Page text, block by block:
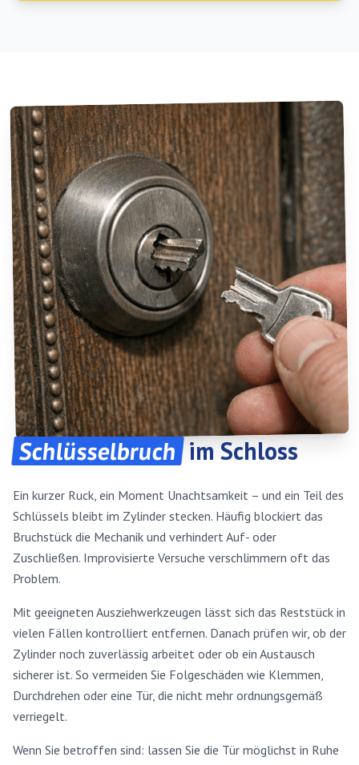
Schlüsselbruch im Schloss
Ein kurzer Ruck, ein Moment Unachtsamkeit – und ein Teil des
Schlüssels bleibt im Zylinder stecken. Häufig blockiert das
Bruchstück die Mechanik und verhindert Auf- oder
Zuschließen. Improvisierte Versuche verschlimmern oft das
Problem.
Mit geeigneten Ausziehwerkzeugen lässt sich das Reststück in
vielen Fällen kontrolliert entfernen. Danach prüfen wir, ob der
Zylinder noch zuverlässig arbeitet oder ob ein Austausch
sicherer ist. So vermeiden Sie Folgeschäden wie Klemmen,
Durchdrehen oder eine Tür, die nicht mehr ordnungsgemäß
verriegelt.
Wenn Sie betroffen sind: lassen Sie die Tür möglichst in Ruhe